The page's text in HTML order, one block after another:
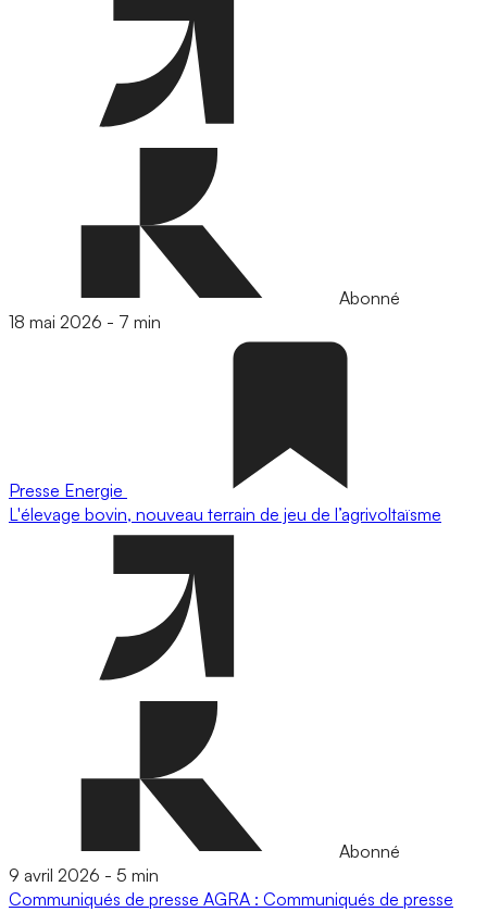
Abonné
18 mai 2026 - 7 min
Presse Energie
L'élevage bovin, nouveau terrain de jeu de l’agrivoltaïsme
Abonné
9 avril 2026 - 5 min
Communiqués de presse AGRA : Communiqués de presse